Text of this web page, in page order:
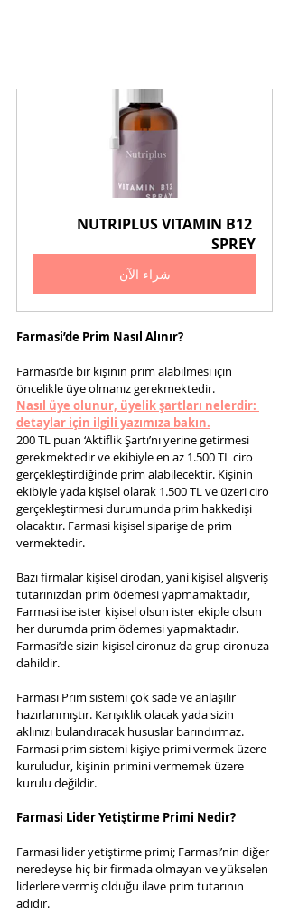
NUTRIPLUS VITAMIN B12
SPREY
شراء الآن
Farmasi’de Prim Nasıl Alınır?
Farmasi’de bir kişinin prim alabilmesi için
öncelikle üye olmanız gerekmektedir.
Nasıl üye olunur, üyelik şartları nelerdir:
detaylar için ilgili yazımıza bakın.
200 TL puan ‘Aktiflik Şartı’nı yerine getirmesi
gerekmektedir ve ekibiyle en az 1.500 TL ciro
gerçekleştirdiğinde prim alabilecektir. Kişinin
ekibiyle yada kişisel olarak 1.500 TL ve üzeri ciro
gerçekleştirmesi durumunda prim hakkedişi
olacaktır. Farmasi kişisel siparişe de prim
vermektedir.
Bazı firmalar kişisel cirodan, yani kişisel alışveriş
tutarınızdan prim ödemesi yapmamaktadır,
Farmasi ise ister kişisel olsun ister ekiple olsun
her durumda prim ödemesi yapmaktadır.
Farmasi’de sizin kişisel cironuz da grup cironuza
dahildir.
Farmasi Prim sistemi çok sade ve anlaşılır
hazırlanmıştır. Karışıklık olacak yada sizin
aklınızı bulandıracak hususlar barındırmaz.
Farmasi prim sistemi kişiye primi vermek üzere
kuruludur, kişinin primini vermemek üzere
kurulu değildir.
Farmasi Lider Yetiştirme Primi Nedir?
Farmasi lider yetiştirme primi; Farmasi’nin diğer
neredeyse hiç bir firmada olmayan ve yükselen
liderlere vermiş olduğu ilave prim tutarının
adıdır.